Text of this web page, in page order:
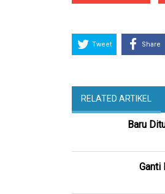
Tweet Share
RELATED ARTIKEL
Baru
Ganti